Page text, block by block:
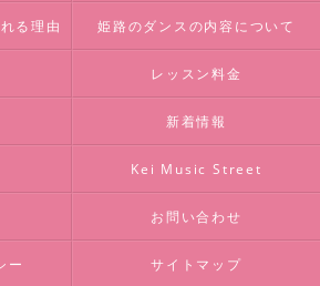
る理由 姫路のダンスの内容について
レッスン料金
新着情報
Kei Music Street
お問い合わせ
ー サイトマップ